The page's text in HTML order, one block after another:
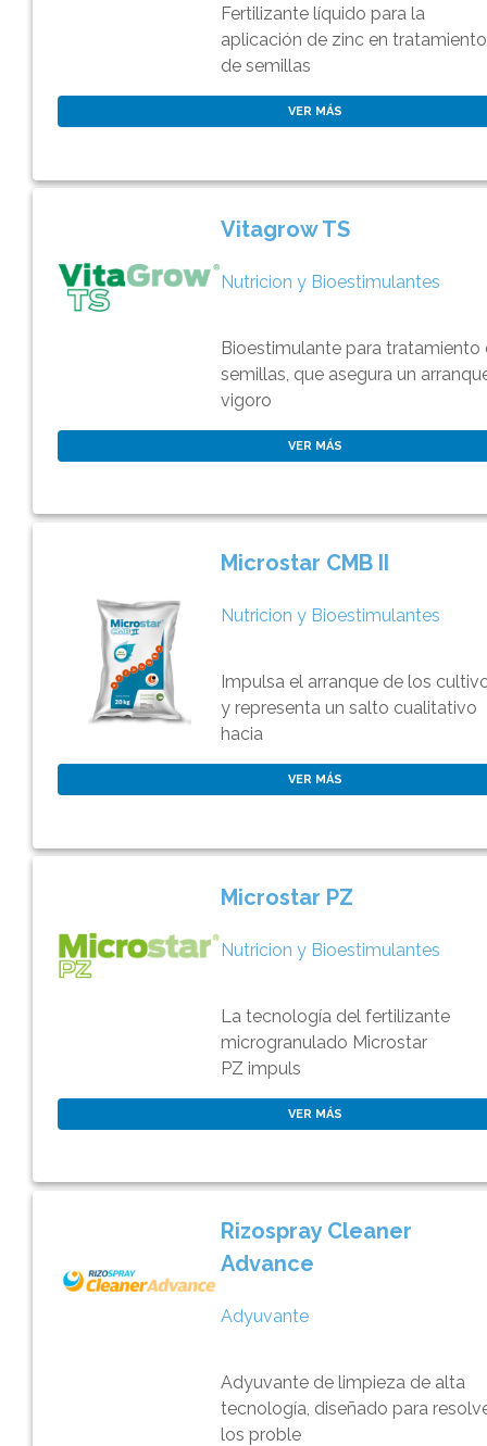
Fertilizante líquido para la
aplicación de zinc en
de semillas
VER MÁS
Vitagrow TS
Nutricion y Bioestimulantes
Bioestimulante para tratamiento
semillas, que asegura un
vigoro
VER MÁS
Microstar CMB II
Nutricion y Bioestimulantes
Impulsa el arranque de los
y representa un salto cualitativo
hacia
VER MÁS
Microstar PZ
Nutricion y Bioestimulantes
La tecnología del fertilizante
microgranulado Microstar
PZ impuls
VER MÁS
Rizospray Cleaner
Advance
Adyuvante
Adyuvante de limpieza de alta
tecnología, diseñado para
los proble